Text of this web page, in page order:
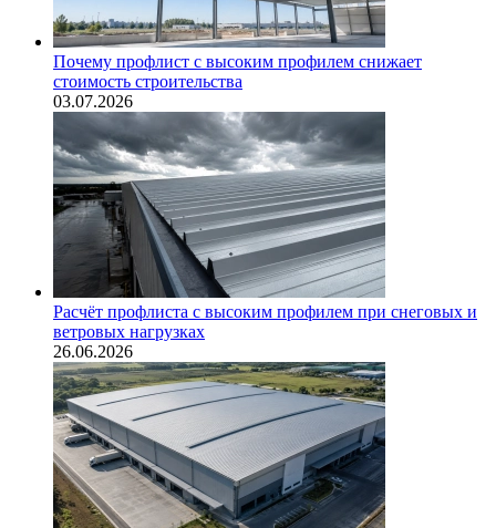
Почему профлист с высоким профилем снижает
стоимость строительства
03.07.2026
Расчёт профлиста с высоким профилем при снеговых и
ветровых нагрузках
26.06.2026